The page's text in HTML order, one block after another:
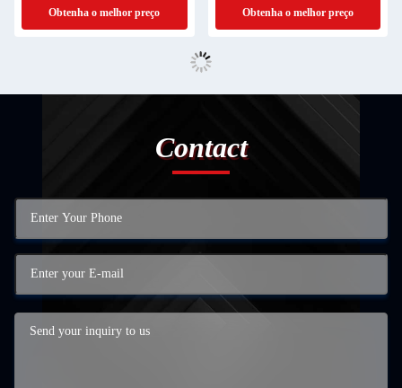
Obtenha o melhor preço Obtenha o melhor preço
Contact